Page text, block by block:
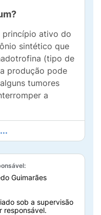
princípio ativo do
sintético que
(tipo de
produção pode
tumores
a
7,5mg?
são
dar forma e
Guimarães
sob a supervisão
responsável.